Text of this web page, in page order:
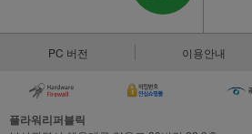
PC 버전 이용안내
플라워리퍼블릭